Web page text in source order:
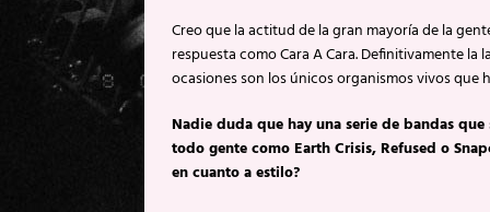
Creo que la actitud de la gran mayoría de la
respuesta como Cara A Cara. Definitivamente
ocasiones son los únicos organismos vivos que
Nadie duda que hay una serie de bandas
todo gente como Earth Crisis, Refused o
en cuanto a estilo?